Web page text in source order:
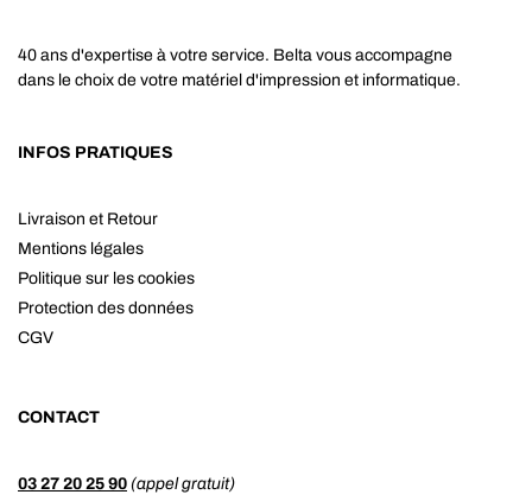
40 ans d'expertise à votre service. Belta vous accompagne
dans le choix de votre matériel d'impression et informatique.
INFOS PRATIQUES
Livraison et Retour
Mentions légales
Politique sur les cookies
Protection des données
CGV
CONTACT
03 27 20 25 90 (appel gratuit)